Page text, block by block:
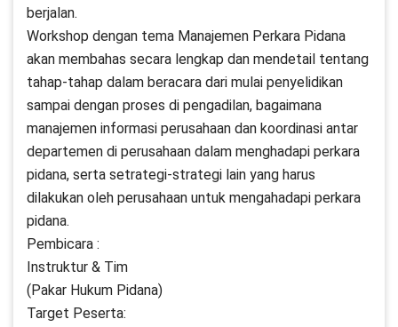
berjalan.
Workshop dengan tema Manajemen Perkara Pidana
akan membahas secara lengkap dan mendetail tentang
tahap-tahap dalam beracara dari mulai penyelidikan
sampai dengan proses di pengadilan, bagaimana
manajemen informasi perusahaan dan koordinasi antar
departemen di perusahaan dalam menghadapi perkara
pidana, serta setrategi-strategi lain yang harus
dilakukan oleh perusahaan untuk mengahadapi perkara
pidana.
Pembicara :
Instruktur & Tim
(Pakar Hukum Pidana)
Target Peserta: